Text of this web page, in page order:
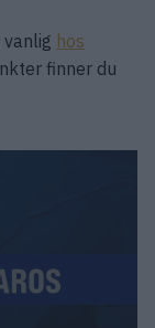
hos
finner du